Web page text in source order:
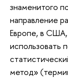
знаменитого
направление
Европе, в США,
использовать
метод»